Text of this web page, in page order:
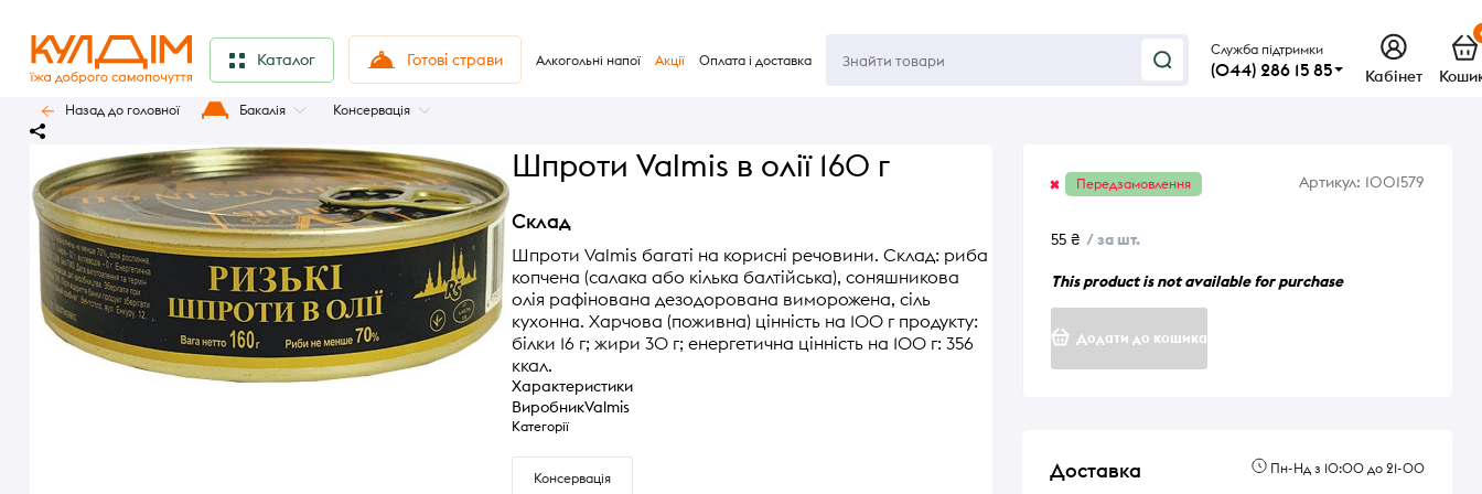
Каталог Готові страви Алкогольні напої Акції Оплата і доставка
Служба підтримки
(044) 286 15 85 Кабінет
Назад до головної Бакалія Консервація
Шпроти Valmis в олії 160 г
Склад
Шпроти Valmis багаті на корисні речовини. Склад: риба
копчена (салака або кілька балтійська), соняшникова
олія рафінована дезодорована виморожена, сіль
кухонна. Харчова (поживна) цінність на 100 г продукту:
білки 16 г; жири 30 г; енергетична цінність на 100 г: 356
ккал.
Характеристики
ВиробникValmis
Категорії
Консервація
Передзамовлення Артикул: 1001579
55 ₴ / за шт.
This product is not available for purchase
Додати до кошика
Доставка Пн-Нд з 10:00 до 21-00